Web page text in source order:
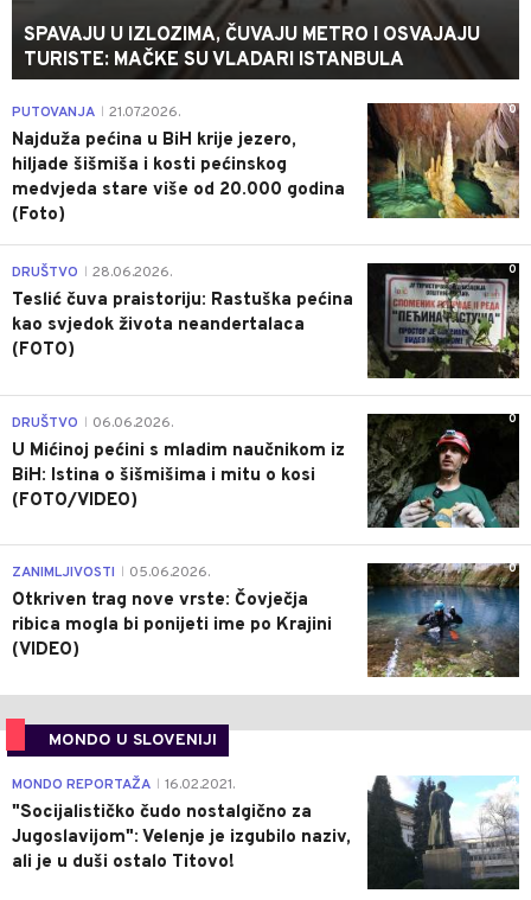
SPAVAJU U IZLOZIMA, ČUVAJU METRO I OSVAJAJU
TURISTE: MAČKE SU VLADARI ISTANBULA
0
PUTOVANJA 21.07.2026.
Najduža pećina u BiH krije jezero,
hiljade šišmiša i kosti pećinskog
medvjeda stare više od 20.000 godina
(Foto)
0
DRUŠTVO 28.06.2026.
Teslić čuva praistoriju: Rastuška pećina
kao svjedok života neandertalaca
(FOTO)
0
DRUŠTVO 06.06.2026.
U Mićinoj pećini s mladim naučnikom iz
BiH: Istina o šišmišima i mitu o kosi
(FOTO/VIDEO)
0
ZANIMLJIVOSTI 05.06.2026.
Otkriven trag nove vrste: Čovječja
ribica mogla bi ponijeti ime po Krajini
(VIDEO)
MONDO U SLOVENIJI
4
MONDO REPORTAŽA 16.02.2021.
"Socijalističko čudo nostalgično za
Jugoslavijom": Velenje je izgubilo naziv,
ali je u duši ostalo Titovo!